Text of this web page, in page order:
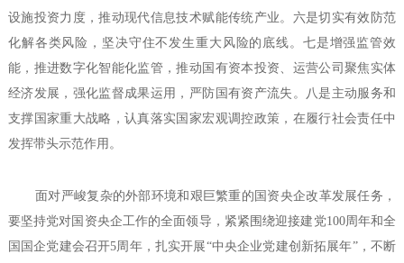
设施投资力度，推动现代信息技术赋能传统产业。六是切实有效防范
化解各类风险，坚决守住不发生重大风险的底线。七是增强监管效
能，推进数字化智能化监管，推动国有资本投资、运营公司聚焦实体
经济发展，强化监督成果运用，严防国有资产流失。八是主动服务和
支撑国家重大战略，认真落实国家宏观调控政策，在履行社会责任中
发挥带头示范作用。
面对严峻复杂的外部环境和艰巨繁重的国资央企改革发展任务，
要坚持党对国资央企工作的全面领导，紧紧围绕迎接建党100周年和全
国国企党建会召开5周年，扎实开展“中央企业党建创新拓展年”，不断